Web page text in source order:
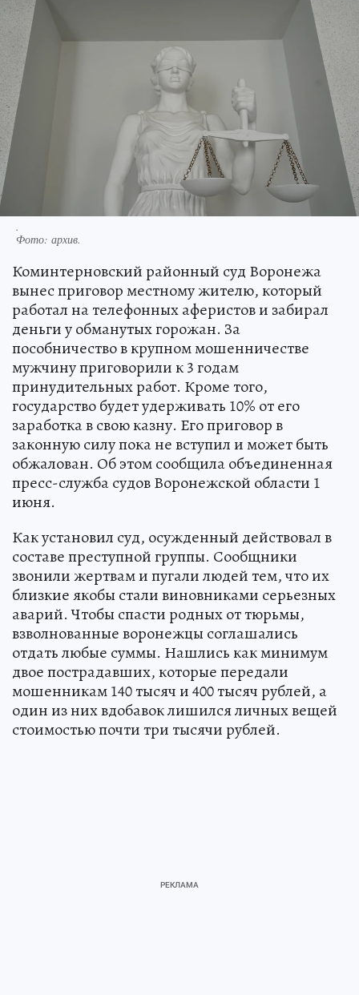
.
Фото: архив.
Коминтерновский районный суд Воронежа
вынес приговор местному жителю, который
работал на телефонных аферистов и забирал
деньги у обманутых горожан. За
пособничество в крупном мошенничестве
мужчину приговорили к 3 годам
принудительных работ. Кроме того,
государство будет удерживать 10% от его
заработка в свою казну. Его приговор в
законную силу пока не вступил и может быть
обжалован. Об этом сообщила объединенная
пресс-служба судов Воронежской области 1
июня.
Как установил суд, осужденный действовал в
составе преступной группы. Сообщники
звонили жертвам и пугали людей тем, что их
близкие якобы стали виновниками серьезных
аварий. Чтобы спасти родных от тюрьмы,
взволнованные воронежцы соглашались
отдать любые суммы. Нашлись как минимум
двое пострадавших, которые передали
мошенникам 140 тысяч и 400 тысяч рублей, а
один из них вдобавок лишился личных вещей
стоимостью почти три тысячи рублей.